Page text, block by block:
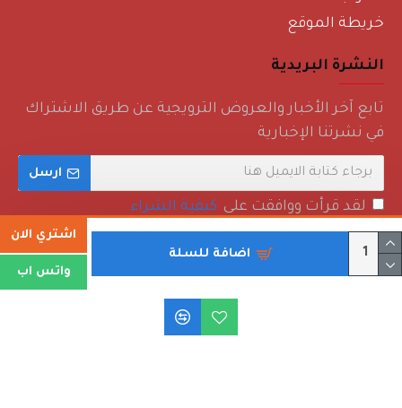
اضافة للسلة
اشتري الان
واتس اب
خريطة الموقع
النشرة البريدية
تابع آخر الأخبار والعروض الترويجية عن طريق الاشتراك
في نشرتنا الإخبارية
ارسل
لقد قرأت ووافقت على كيفية الشراء